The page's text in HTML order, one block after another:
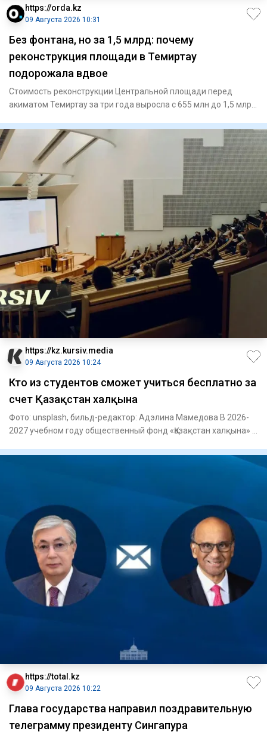
https://orda.kz
09 Августа 2026 10:31
Без фонтана, но за 1,5 млрд: почему
реконструкция площади в Темиртау
подорожала вдвое
Стоимость реконструкции Центральной площади перед
акиматом Темиртау за три года выросла с 655 млн до 1,5 млрд
https://kz.kursiv.media
09 Августа 2026 10:24
Кто из студентов сможет учиться бесплатно за
счет Қазақстан халқына
Фото: unsplash, бильд-редактор: Адэлина Мамедова В 2026-
2027 учебном году общественный фонд «Қазақстан халқына» в
https://total.kz
09 Августа 2026 10:22
Глава государства направил поздравительную
телеграмму президенту Сингапура